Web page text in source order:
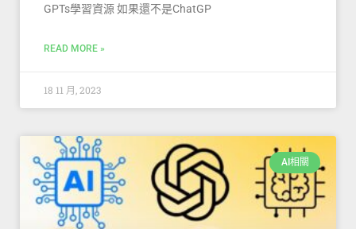
GPTs學習資源 如果還不是ChatGP
READ MORE »
18 11 月, 2023
AI相關